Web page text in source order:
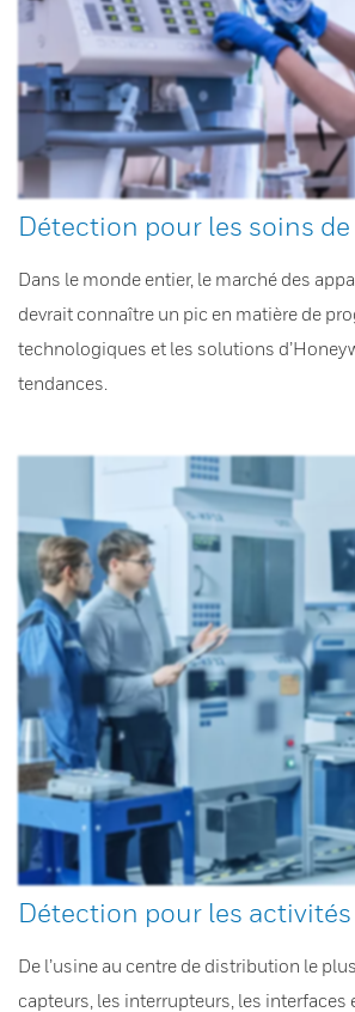
Détection pour les soins
Dans le monde entier, le marché des
devrait connaître un pic en matière de
technologiques et les solutions
tendances.
Détection pour les
De l’usine au centre de distribution le
capteurs, les interrupteurs, les interfaces